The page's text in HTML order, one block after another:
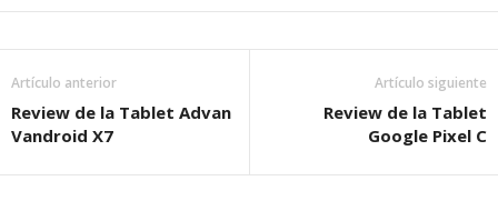
Artículo anterior
Review de la Tablet Advan
Vandroid X7
Artículo siguiente
Review de la Tablet
Google Pixel C